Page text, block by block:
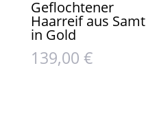
Geflochtener
Haarreif aus Samt
in Gold
139,00 €